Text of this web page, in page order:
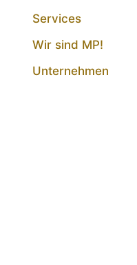
Services
Wir sind MP!
Unternehmen